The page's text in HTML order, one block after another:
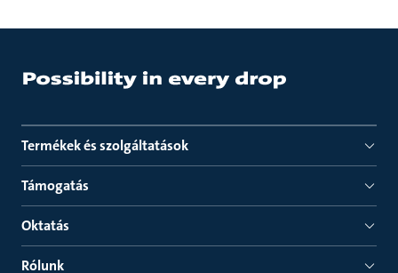
Termékek és szolgáltatások
Támogatás
Oktatás
Rólunk